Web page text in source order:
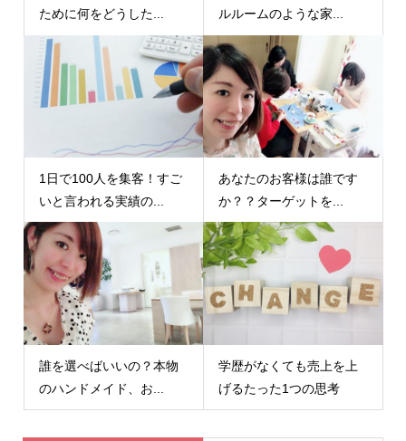
ために何をどうした...
ルルームのような家...
1日で100人を集客！すご
いと言われる実績の...
あなたのお客様は誰です
か？？ターゲットを...
誰を選べばいいの？本物
のハンドメイド、お...
学歴がなくても売上を上
げるたった1つの思考